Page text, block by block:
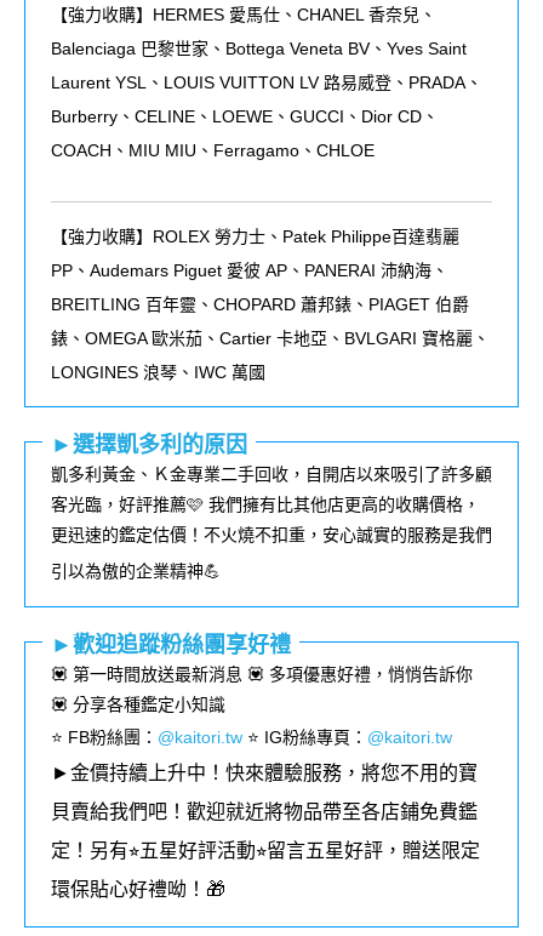
【強力收購】HERMES 愛馬仕、CHANEL 香奈兒、
Balenciaga 巴黎世家、Bottega Veneta BV、Yves Saint
Laurent YSL、LOUIS VUITTON LV 路易威登、PRADA、
Burberry、CELINE、LOEWE、GUCCI、Dior CD、
COACH、MIU MIU、Ferragamo、CHLOE
【強力收購】ROLEX 勞力士、 Patek Philippe百達翡麗
PP 、 Audemars Piguet 愛彼 AP 、 PANERAI 沛納海、
BREITLING 百年靈、 CHOPARD 蕭邦錶、 PIAGET 伯爵
錶、 OMEGA歐米茄、 Cartier 卡地亞、 BVLGARI 寶格麗、
LONGINES 浪琴、 IWC 萬國
►選擇凱多利的原因
凱多利黃金、Ｋ金專業二手回收，自開店以來吸引了許多顧
客光臨，好評推薦🩷 我們擁有比其他店更高的收購價格，
更迅速的鑑定估價！不火燒不扣重，安心誠實的服務是我們
引以為傲的企業精神💪
►歡迎追蹤粉絲團享好禮
💟 第一時間放送最新消息 💟 多項優惠好禮，悄悄告訴你
💟 分享各種鑑定小知識
⭐️ FB粉絲團 ： @kaitori.tw ⭐️ IG粉絲專頁 ： @kaitori.tw
►金價持續上升中！快來體驗服務，將您不用的寶
貝賣給我們吧！歡迎就近將物品帶至各店鋪免費鑑
定！ 另有⭐︎五星好評活動⭐︎留言五星好評，贈送限定
環保貼心好禮呦！🎁